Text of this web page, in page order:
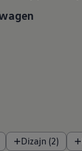
Dizajn (2)